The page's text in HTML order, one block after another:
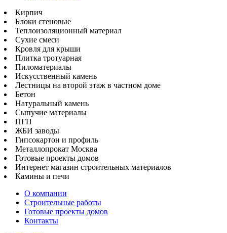
Кирпич
Блоки стеновые
Теплоизоляционный материал
Сухие смеси
Кровля для крыши
Плитка тротуарная
Пиломатериалы
Искусственный камень
Лестницы на второй этаж в частном доме
Бетон
Натуральный камень
Сыпучие материалы
ПГП
ЖБИ заводы
Гипсокартон и профиль
Металлопрокат Москва
Готовые проекты домов
Интернет магазин строительных материалов
Камины и печи
О компании
Строительные работы
Готовые проекты домов
Контакты